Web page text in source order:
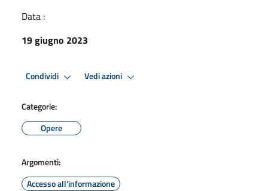
Data :
19 giugno 2023
Condividi Vedi azioni
Categorie:
Opere
Argomenti:
Accesso all'informazione